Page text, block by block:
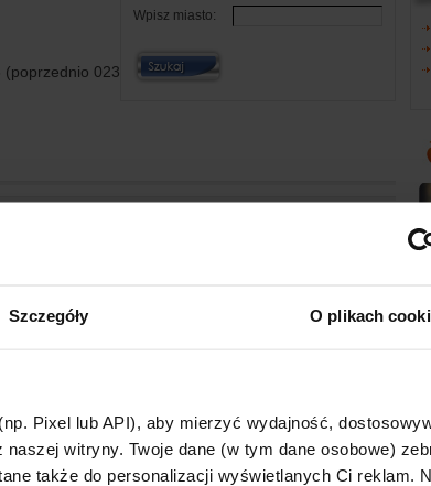
Szczegóły O plikach
Pixel lub API), aby mierzyć wydajność,
witryny. Twoje dane (w tym dane osobowe)
także do personalizacji wyświetlanych Ci reklam.
Wpisz miasto:
(poprzednio 023
miłą obsługę. Dotychczas byłem ubezpieczony w Mentorze .
zmarłej mamie wysłałem 9.10.2024 dzis jest 16 i nic cicho a piszą że
Czytaj więcej